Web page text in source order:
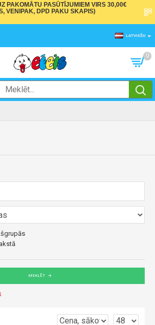
PAKOMĀTU PASŪTĪJUMIEM VIRS 30,00€
VENIPAK, DPD PAKU SKAPIS)
LATVIEŠU
0
MEKLĒT